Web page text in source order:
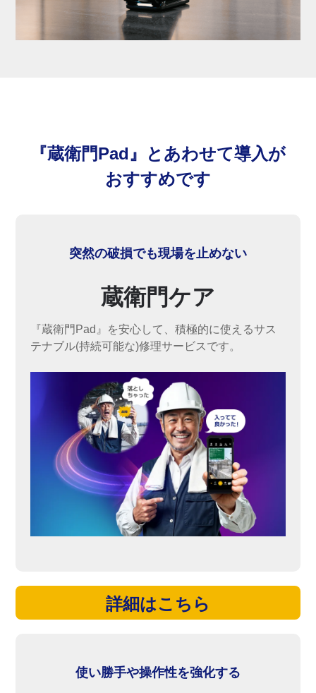
『蔵衛門Pad』とあわせて導入が
おすすめです
突然の破損でも現場を止めない
蔵衛門ケア
『蔵衛門Pad』を安心して、積極的に使えるサス
テナブル(持続可能な)修理サービスです。
詳細はこちら
使い勝手や操作性を強化する